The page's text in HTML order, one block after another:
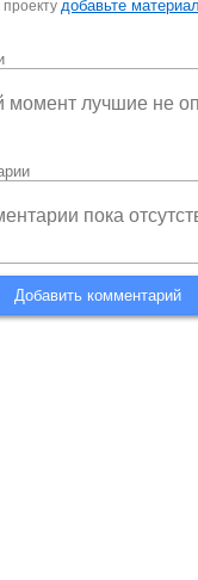
добавьте материал
момент лучшие не
пока
Добавить комментарий